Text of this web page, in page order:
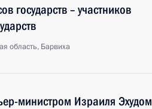
государств – участников
область, Барвиха
министром Израиля Эхудом